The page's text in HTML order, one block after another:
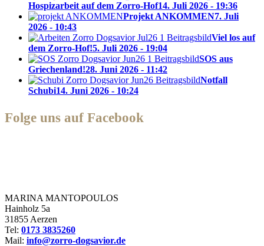
Hospizarbeit auf dem Zorro-Hof14. Juli 2026 - 19:36
Projekt ANKOMMEN7. Juli
2026 - 10:43
Viel los auf
dem Zorro-Hof!5. Juli 2026 - 19:04
SOS aus
Griechenland!28. Juni 2026 - 11:42
Notfall
Schubi14. Juni 2026 - 10:24
Folge uns auf Facebook
MARINA MANTOPOULOS
Hainholz 5a
31855 Aerzen
Tel: 0173 3835260
Mail: info@zorro-dogsavior.de